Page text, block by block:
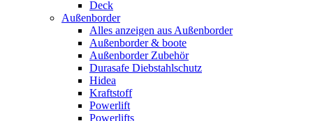
Deck
Außenborder
Alles anzeigen aus Außenborder
Außenborder & boote
Außenborder Zubehör
Durasafe Diebstahlschutz
Hidea
Kraftstoff
Powerlift
Powerlifts